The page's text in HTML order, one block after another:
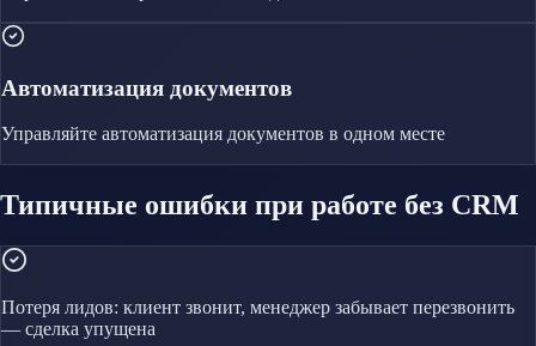
Автоматизация документов
Управляйте автоматизация документов в одном месте
Типичные ошибки при работе без CRM
Потеря лидов: клиент звонит, менеджер забывает перезвонить
— сделка упущена